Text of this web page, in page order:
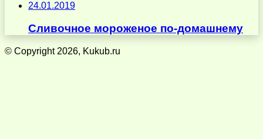
24.01.2019
Сливочное мороженое по-домашнему
© Copyright 2026, Kukub.ru